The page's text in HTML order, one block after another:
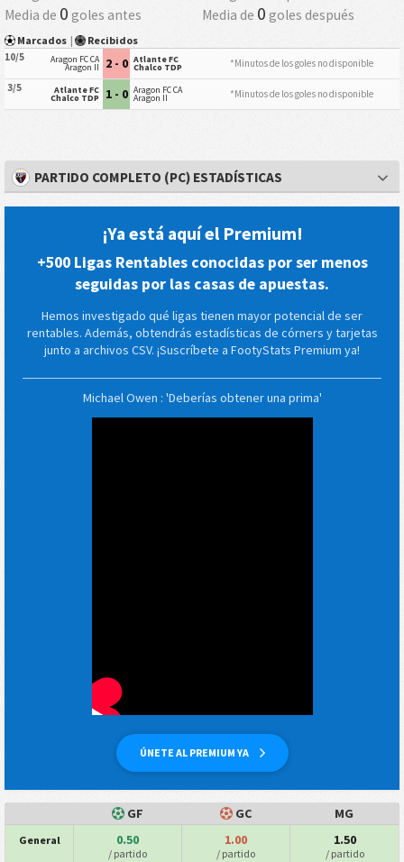
Media de 0 goles antes Media de 0 goles después
Marcados | Recibidos
10/5 Aragon FC CA
Aragon II 2 - 0 Atlante FC
Chalco TDP
*Minutos de los goles no disponible
3/5
Atlante FC
Chalco TDP 1 - 0 Aragon FC CA
Aragon II *Minutos de los goles no disponible
PARTIDO COMPLETO (PC) ESTADÍSTICAS
¡Ya está aquí el Premium!
+500 Ligas Rentables conocidas por ser menos
seguidas por las casas de apuestas.
Hemos investigado qué ligas tienen mayor potencial de ser
rentables. Además, obtendrás estadísticas de córners y tarjetas
junto a archivos CSV. ¡Suscríbete a FootyStats Premium ya!
ÚNETE AL PREMIUM YA
Michael Owen : 'Deberías obtener una prima'
GF GC MG
General 0.50
/ partido
1.00
/ partido
1.50
/ partido